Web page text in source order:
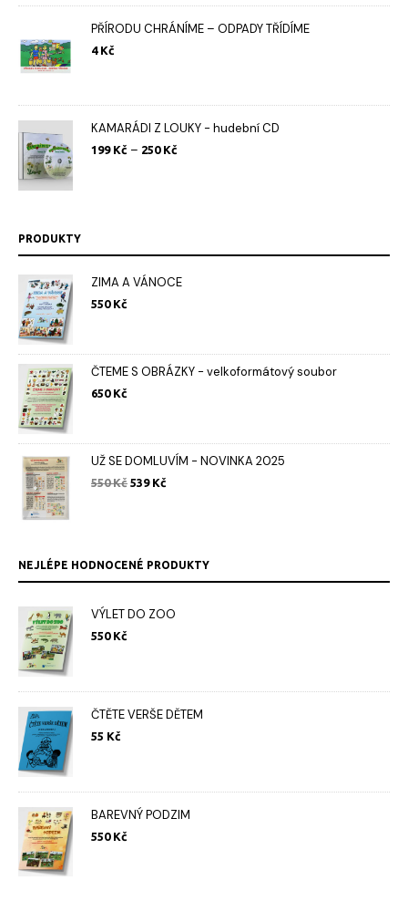
PŘÍRODU CHRÁNÍME – ODPADY TŘÍDÍME
4 Kč
KAMARÁDI Z LOUKY - hudební CD
199 Kč – 250 Kč
PRODUKTY
ZIMA A VÁNOCE
550 Kč
ČTEME S OBRÁZKY - velkoformátový soubor
650 Kč
UŽ SE DOMLUVÍM - NOVINKA 2025
550Kč Původní
539 Kč
NEJLÉPE HODNOCENÉ PRODUKTY
VÝLET DO ZOO
550 Kč
ČTĚTE VERŠE DĚTEM
55 Kč
BAREVNÝ PODZIM
550 Kč